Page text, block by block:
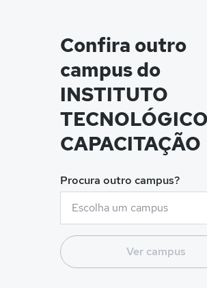
Confira outro
campus do
INSTITUTO
CAPACITAÇÃO
Procura outro campus?
Ver campus